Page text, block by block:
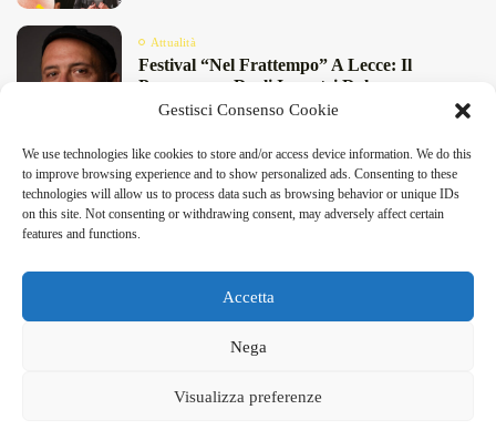
Gestisci Consenso Cookie
We use technologies like cookies to store and/or access device information. We do this
to improve browsing experience and to show personalized ads. Consenting to these
technologies will allow us to process data such as browsing behavior or unique IDs
on this site. Not consenting or withdrawing consent, may adversely affect certain
features and functions.
Accetta
Nega
Visualizza preferenze
DeFinibus 2026 © All rights reserved | Magazine Online
Attualità
Festival “Nel Frattempo” A Lecce: Il
Programma Degli Incontri Dal...
Maggio 27, 2026 11 Min
Birre Di Primavera 2026 A San Foca: Birra
Artigianale E...